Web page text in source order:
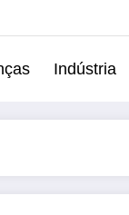
Indústria